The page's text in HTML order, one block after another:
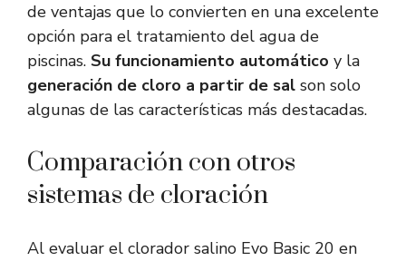
de ventajas que lo convierten en una excelente
opción para el tratamiento del agua de
piscinas. Su funcionamiento automático y la
generación de cloro a partir de sal son solo
algunas de las características más destacadas.
Comparación con otros
sistemas de cloración
Al evaluar el clorador salino Evo Basic 20 en